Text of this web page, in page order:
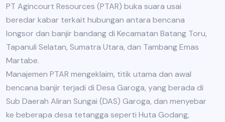
PT Agincourt Resources (PTAR) buka suara usai
beredar kabar terkait hubungan antara bencana
longsor dan banjir bandang di Kecamatan Batang Toru,
Tapanuli Selatan, Sumatra Utara, dan Tambang Emas
Martabe.
Manajemen PTAR mengeklaim, titik utama dan awal
bencana banjir terjadi di Desa Garoga, yang berada di
Sub Daerah Aliran Sungai (DAS) Garoga, dan menyebar
ke beberapa desa tetangga seperti Huta Godang,